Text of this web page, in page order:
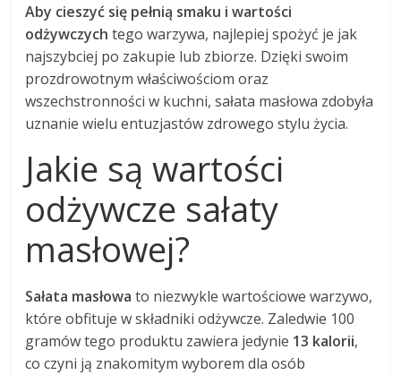
Aby cieszyć się pełnią smaku i wartości
odżywczych tego warzywa, najlepiej spożyć je jak
najszybciej po zakupie lub zbiorze. Dzięki swoim
prozdrowotnym właściwościom oraz
wszechstronności w kuchni, sałata masłowa zdobyła
uznanie wielu entuzjastów zdrowego stylu życia.
Jakie są wartości
odżywcze sałaty
masłowej?
Sałata masłowa to niezwykle wartościowe warzywo,
które obfituje w składniki odżywcze. Zaledwie 100
gramów tego produktu zawiera jedynie 13 kalorii,
co czyni ją znakomitym wyborem dla osób